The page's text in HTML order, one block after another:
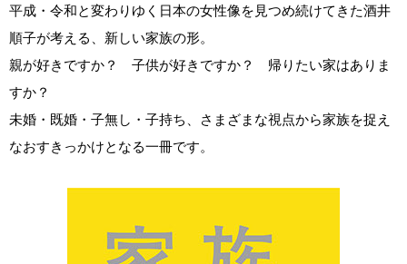
平成・令和と変わりゆく日本の女性像を見つめ続けてきた酒井
順子が考える、新しい家族の形。
親が好きですか？ 子供が好きですか？ 帰りたい家はありま
すか？
未婚・既婚・子無し・子持ち、さまざまな視点から家族を捉え
なおすきっかけとなる一冊です。